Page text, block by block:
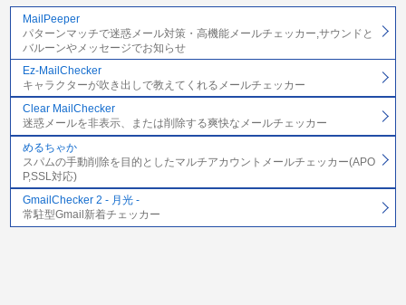
MailPeeper
パターンマッチで迷惑メール対策・高機能メールチェッカー,サウンドと
バルーンやメッセージでお知らせ
Ez-MailChecker
キャラクターが吹き出しで教えてくれるメールチェッカー
Clear MailChecker
迷惑メールを非表示、または削除する爽快なメールチェッカー
めるちゃか
スパムの手動削除を目的としたマルチアカウントメールチェッカー(APO
P,SSL対応)
GmailChecker 2 - 月光 -
常駐型Gmail新着チェッカー